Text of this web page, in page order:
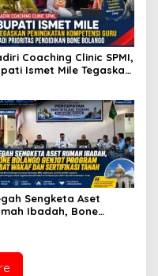
Coaching Clinic SPMI,
Ismet Mile Tegaskan
Bone Bolango
Sengketa Aset
Ibadah, Bone